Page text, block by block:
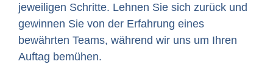
jeweiligen Schritte. Lehnen Sie sich zurück und
gewinnen Sie von der Erfahrung eines
bewährten Teams, während wir uns um Ihren
Auftag bemühen.